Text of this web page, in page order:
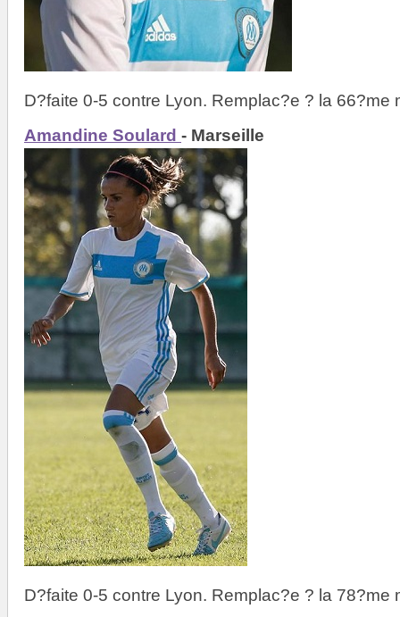
D?faite 0-5 contre Lyon. Remplac?e ? la 66?me
Amandine Soulard - Marseille
D?faite 0-5 contre Lyon. Remplac?e ? la 78?me